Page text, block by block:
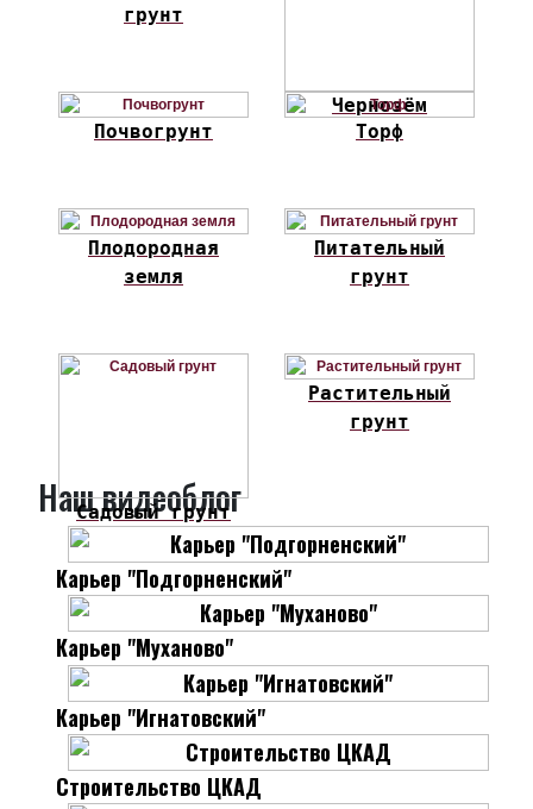
грунт
Чернозём
Почвогрунт
Торф
Плодородная
земля
Питательный
грунт
Садовый грунт
Растительный
грунт
Наш видеоблог
Карьер "Подгорненский"
Карьер "Муханово"
Карьер "Игнатовский"
Строительство ЦКАД